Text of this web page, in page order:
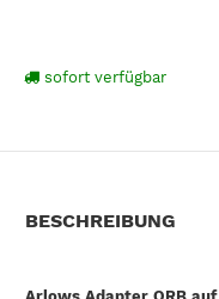
sofort verfügbar
BESCHREIBUNG